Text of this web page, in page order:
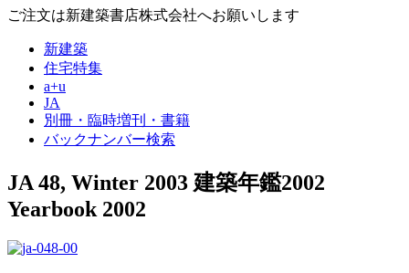
ご注文は新建築書店株式会社へお願いします
新建築
住宅特集
a+u
JA
別冊・臨時増刊・書籍
バックナンバー検索
JA 48, Winter 2003 建築年鑑2002
Yearbook 2002